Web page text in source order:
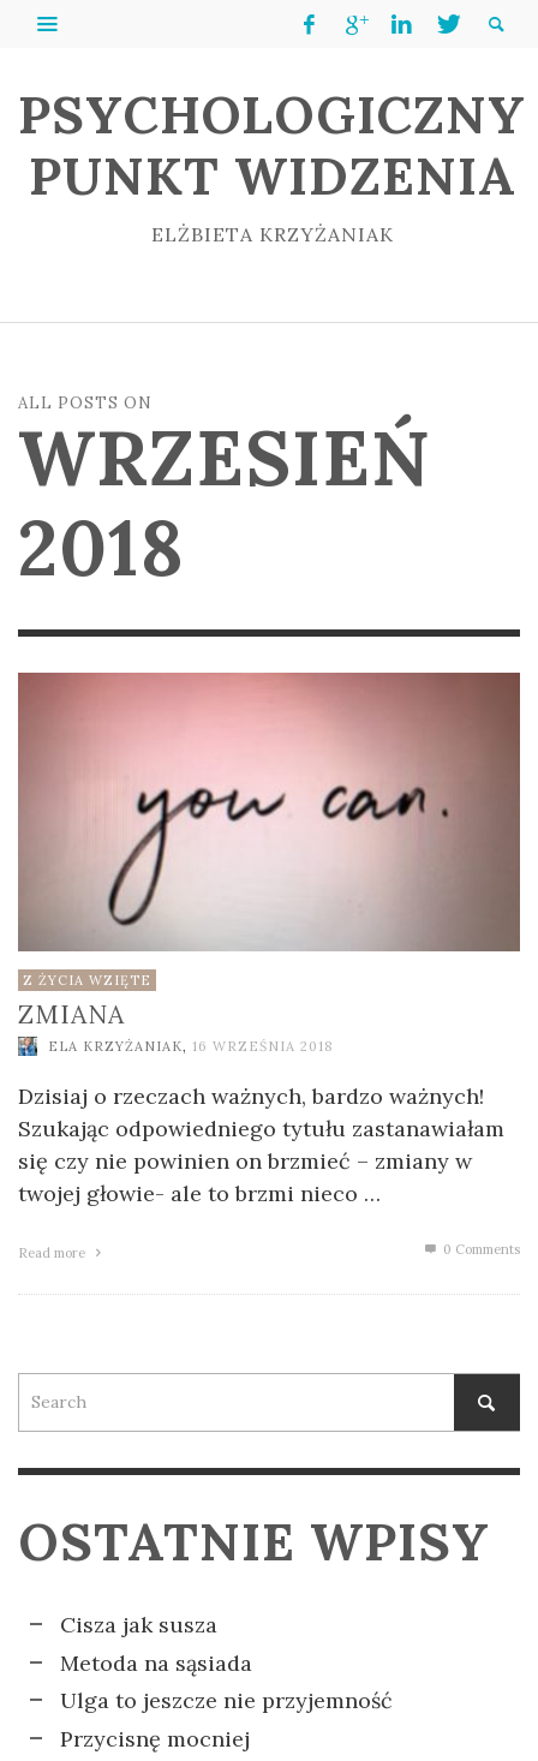
PSYCHOLOGICZNY
PUNKT WIDZENIA
ELŻBIETA KRZYŻANIAK
ALL POSTS ON
WRZESIEŃ
2018
Z ŻYCIA WZIĘTE
ZMIANA
ELA KRZYŻANIAK, 16 WRZEŚNIA 2018
Dzisiaj o rzeczach ważnych, bardzo ważnych!
Szukając odpowiedniego tytułu zastanawiałam
się czy nie powinien on brzmieć – zmiany w
twojej głowie- ale to brzmi nieco …
Read more 0 Comments
OSTATNIE WPISY
Cisza jak susza
Metoda na sąsiada
Ulga to jeszcze nie przyjemność
Przycisnę mocniej